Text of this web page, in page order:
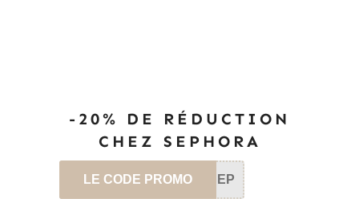
-20% DE RÉDUCTION
CHEZ SEPHORA
LE CODE PROMO SEP